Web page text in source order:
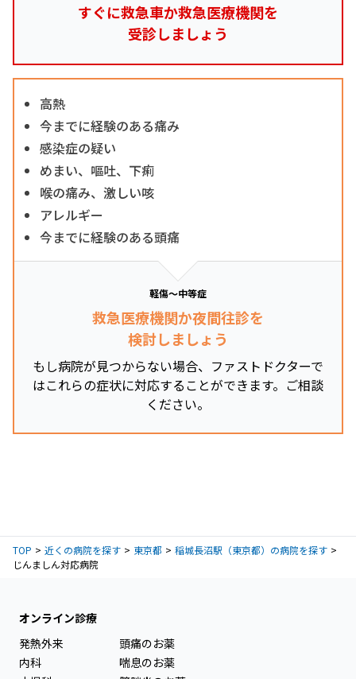
すぐに救急車か救急医療機関を
受診しましょう
高熱
今までに経験のある痛み
感染症の疑い
めまい、嘔吐、下痢
喉の痛み、激しい咳
アレルギー
今までに経験のある頭痛
軽傷～中等症
救急医療機関か夜間往診を
検討しましょう
もし病院が見つからない場合、ファストドクターで
はこれらの症状に対応することができます。ご相談
ください。
TOP 近くの病院を探す 東京都
稲城長沼駅（東京都）の病院を探す
じんましん対応病院
オンライン診療
発熱外来
内科
頭痛のお薬
喘息のお薬